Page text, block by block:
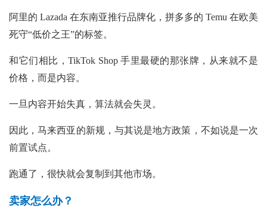
阿里的 Lazada 在东南亚推行品牌化，拼多多的 Temu 在欧美
死守“低价之王”的标签。
和它们相比，TikTok Shop 手里最硬的那张牌，从来就不是
价格，而是内容。
一旦内容开始失真，算法就会失灵。
因此，马来西亚的新规，与其说是地方政策，不如说是一次
前置试点。
跑通了，很快就会复制到其他市场。
卖家怎么办？